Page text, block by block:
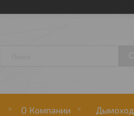
О Компании Дымоход